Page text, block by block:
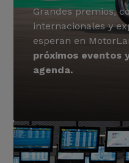
Grandes premios,
internacionales y
esperan en
próximos eventos
agenda.